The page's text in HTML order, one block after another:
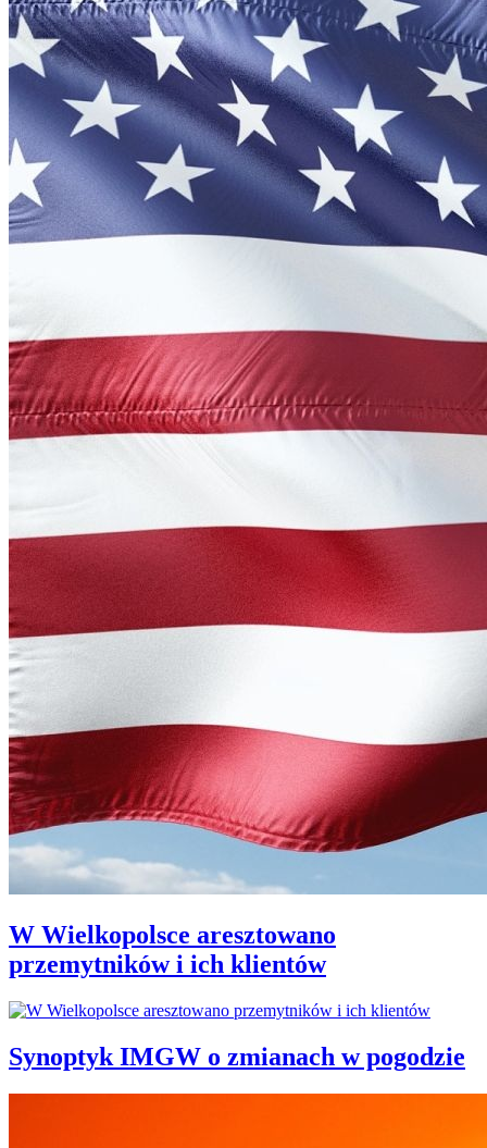
W Wielkopolsce aresztowano
przemytników i ich klientów
Synoptyk IMGW o zmianach w pogodzie